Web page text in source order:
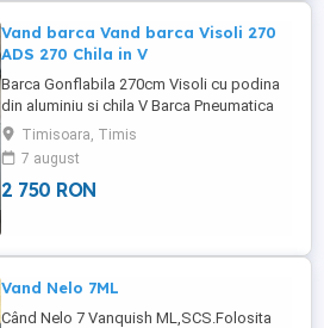
Vand barca Vand barca Visoli 270
ADS 270 Chila in V
Barca Gonflabila 270cm Visoli cu podina
din aluminiu si chila V Barca Pneumatica
Visoli ADS-270 Produsul detine certificat
conform normelor europene. Materialul
folosit este MULTISTRAT PLASTEL in 5
straturi,1 de tesatura dubla si 4 de
Timisoara, Timis
7 august
2 750 RON
Vand Nelo 7ML
Când Nelo 7 Vanquish ML,SCS.Folosita